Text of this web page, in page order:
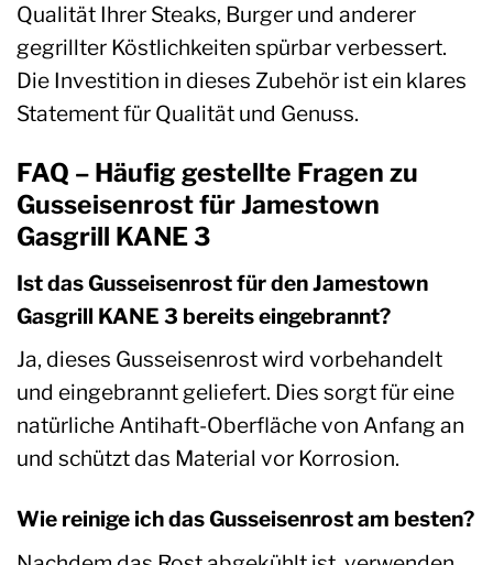
Qualität Ihrer Steaks, Burger und anderer
gegrillter Köstlichkeiten spürbar verbessert.
Die Investition in dieses Zubehör ist ein klares
Statement für Qualität und Genuss.
FAQ – Häufig gestellte Fragen zu
Gusseisenrost für Jamestown
Gasgrill KANE 3
Ist das Gusseisenrost für den Jamestown
Gasgrill KANE 3 bereits eingebrannt?
Ja, dieses Gusseisenrost wird vorbehandelt
und eingebrannt geliefert. Dies sorgt für eine
natürliche Antihaft-Oberfläche von Anfang an
und schützt das Material vor Korrosion.
Wie reinige ich das Gusseisenrost am besten?